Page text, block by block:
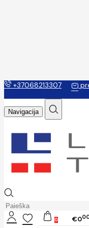
+37068213307
Navigacija
0 €0